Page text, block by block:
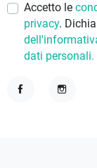
Accetto le
privacy.
dati personali.